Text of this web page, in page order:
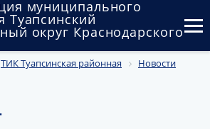
муниципального
Туапсинский
округ Краснодарского
ТИК Туапсинская районная
Новости